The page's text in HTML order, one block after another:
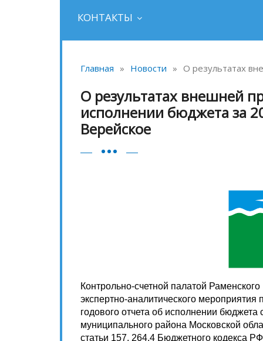
КОНТАКТЫ
Главная » Новости » О результатах
О результатах внешней
исполнении бюджета за
Верейское
Контрольно-счетной палатой
экспертно-аналитического
годового отчета об исполнении
муниципального района Московской
статьи 157, 264.4 Бюджетного кодекса